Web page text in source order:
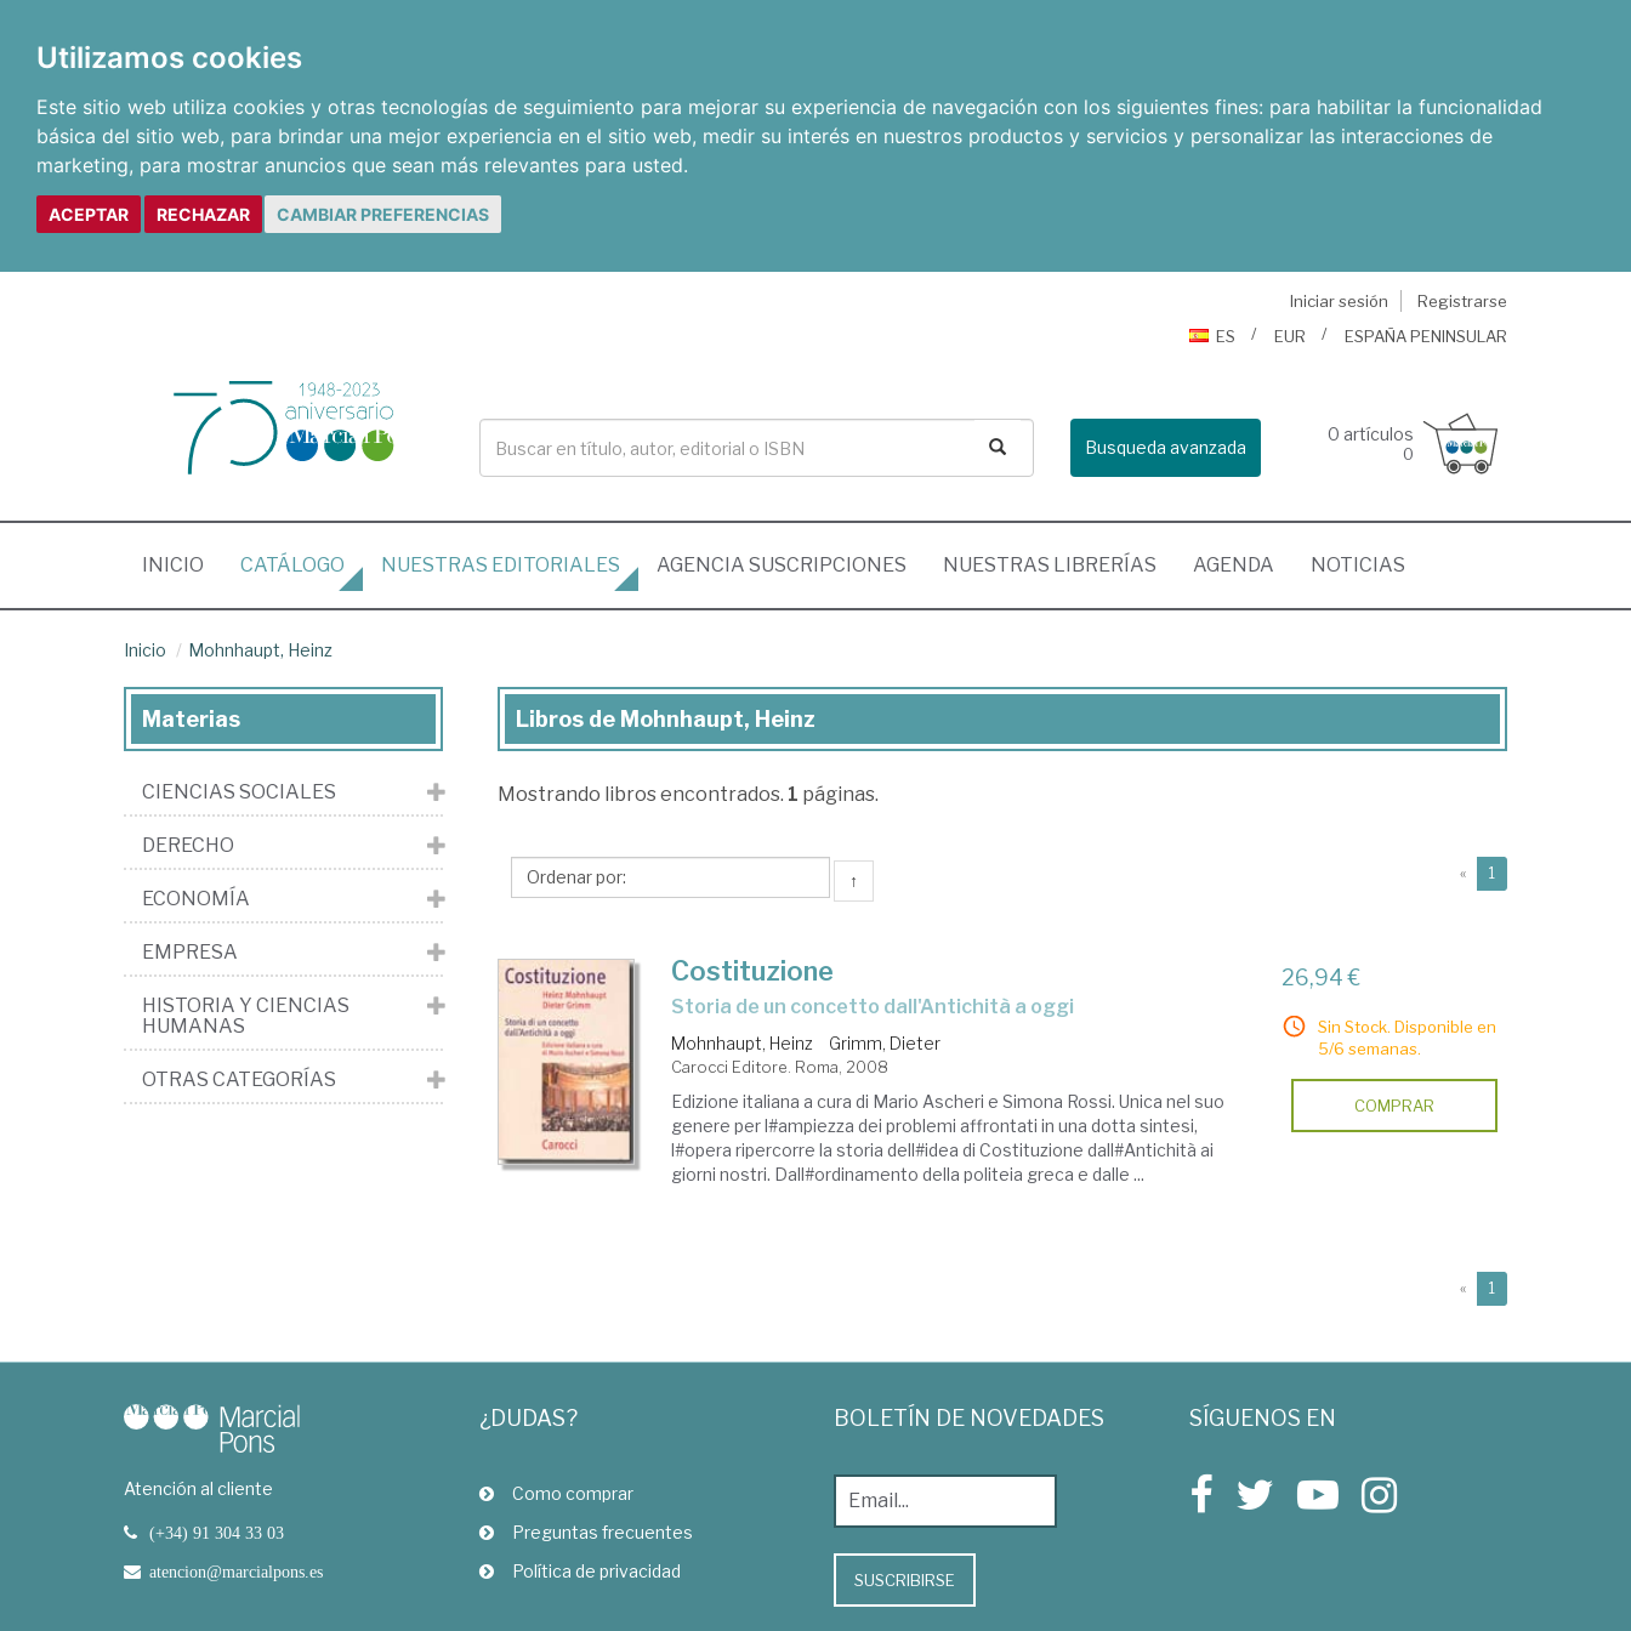
Utilizamos cookies
Este sitio web utiliza cookies y otras tecnologías de seguimiento para mejorar su experiencia de navegación con los siguientes fines: para habilitar la funcionalidad
básica del sitio web, para brindar una mejor experiencia en el sitio web, medir su interés en nuestros productos y servicios y personalizar las interacciones de
marketing, para mostrar anuncios que sean más relevantes para usted.
ACEPTAR RECHAZAR CAMBIAR PREFERENCIAS
Iniciar sesión
Registrarse
ES
EUR ESPAÑA PENINSULAR
Busqueda avanzada
0 artículos
0
INICIO (CURRENT)
CATÁLOGO NUESTRAS EDITORIALES AGENCIA SUSCRIPCIONES NUESTRAS LIBRERÍAS AGENDA NOTICIAS
Inicio Mohnhaupt, Heinz
Libros
Mohnhaupt,
Libros de Mohnhaupt, Heinz
Mostrando libros encontrados. 1 páginas.
↑ « 1
Costituzione
storia de un concetto dall'Antichità a oggi
Mohnhaupt, Heinz Grimm, Dieter
Carocci Editore. Roma, 2008
Edizione italiana a cura di Mario Ascheri e Simona Rossi. Unica nel suo
genere per l#ampiezza dei problemi affrontati in una dotta sintesi,
l#opera ripercorre la storia dell#idea di Costituzione dall#Antichità ai
giorni nostri. Dall#ordinamento della politeia greca e dalle ...
26,94 €
Sin Stock. Disponible en
5/6 semanas.
COMPRAR
« 1
Materias
CIENCIAS SOCIALES
DERECHO
ECONOMÍA
EMPRESA
HISTORIA Y CIENCIAS
HUMANAS
OTRAS CATEGORÍAS
Atención al cliente
(+34) 91 304 33 03
atencion@marcialpons.es
¿DUDAS?
Como comprar
Preguntas frecuentes
Política de privacidad
BOLETÍN DE NOVEDADES
SUSCRIBIRSE
SÍGUENOS EN